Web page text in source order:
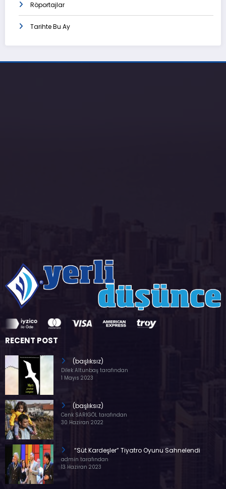
Röportajlar
Tarihte Bu Ay
RECENT POST
(başlıksız)
Dilek Altunbaş tarafından
1 Mayıs 2023
(başlıksız)
Cenk SARIGÖL tarafından
30 Haziran 2022
“Süt Kardeşler” Tiyatro Oyunu Sahnelendi
admin tarafından
13 Haziran 2023